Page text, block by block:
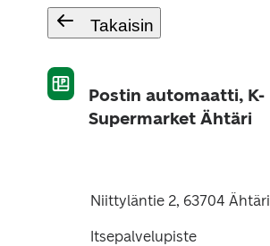
Takaisin
Postin automaatti, K-
Supermarket Ähtäri
Niittyläntie 2, 63704 Ähtäri
Itsepalvelupiste